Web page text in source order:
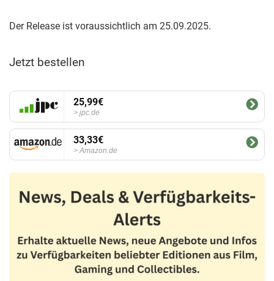
Der Release ist voraussichtlich am 25.09.2025.
Jetzt bestellen
25,99€
jpc.de
33,33€
Amazon.de